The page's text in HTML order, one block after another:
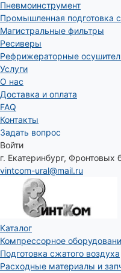
Пневмоинструмент
Промышленная подготовка
Магистральные фильтры
Ресиверы
Рефрижераторные
Услуги
О нас
Доставка и оплата
FAQ
Контакты
Задать вопрос
Войти
г. Екатеринбург,
vintcom-ural@mail.ru
Каталог
Компрессорное
Подготовка сжатого воздуха
Расходные материалы и